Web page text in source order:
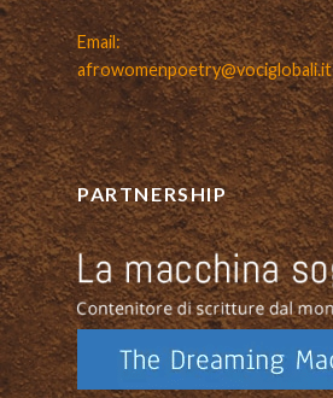
Email:
afrowomenpoetry@vociglobali.it
PARTNERSHIP